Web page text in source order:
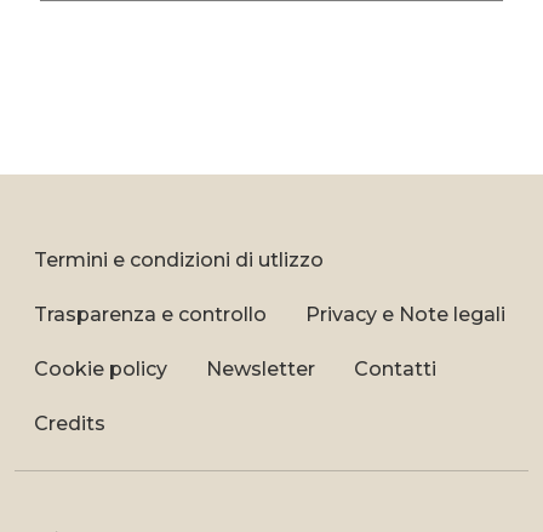
Termini e condizioni di utlizzo
Trasparenza e controllo Privacy e Note legali
Cookie policy Newsletter Contatti
Credits